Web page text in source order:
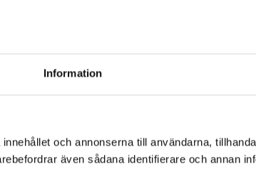
Information
och annonserna till användarna,
även sådana identifierare och annan
O’Karis,
Billnäs bruks Scarlett O’Karis terass.
19:00.